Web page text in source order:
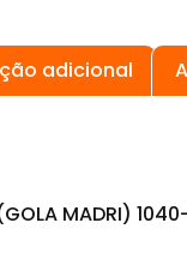
adicional
MADRI)